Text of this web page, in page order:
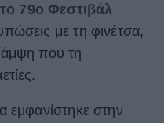
79ο Φεστιβάλ
με τη φινέτσα,
που τη
εμφανίστηκε στην